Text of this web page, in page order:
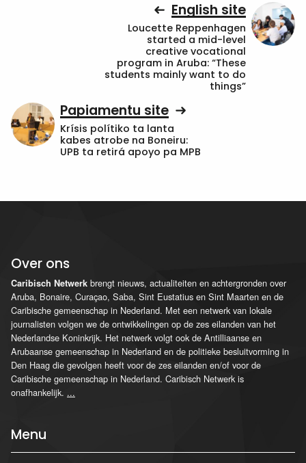
English site
Loucette Reppenhagen
started a mid-level
creative vocational
program in Aruba: “These
students mainly want to do
things”
Papiamentu site
Krísis polítiko ta lanta
kabes atrobe na Boneiru:
UPB ta retirá apoyo pa MPB
Over ons
Caribisch Netwerk brengt nieuws, actualiteiten en achtergronden over
Aruba, Bonaire, Curaçao, Saba, Sint Eustatius en Sint Maarten en de
Caribische gemeenschap in Nederland. Met een netwerk van lokale
journalisten volgen we de ontwikkelingen op de zes eilanden van het
Nederlandse Koninkrijk. Het netwerk volgt ook de Antilliaanse en
Arubaanse gemeenschap in Nederland en de politieke besluitvorming in
Den Haag die gevolgen heeft voor de zes eilanden en/of voor de
Caribische gemeenschap in Nederland. Caribisch Netwerk is
onafhankelijk. ...
Menu